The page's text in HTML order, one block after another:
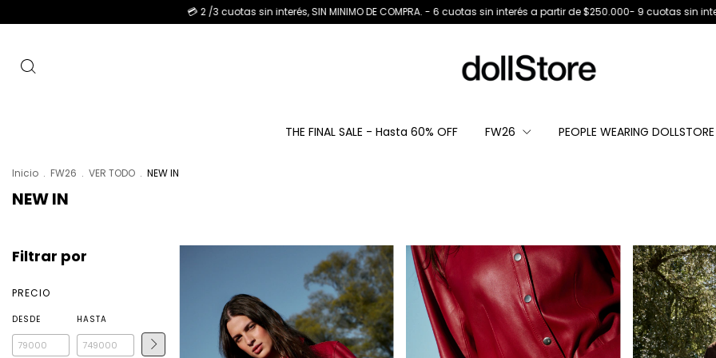
💳 2 /3 cuotas sin interés, SIN MINIMO DE COMPRA. - 6 cuotas sin interés a partir de $250.000- 9 cuotas sin interés, a partir de $450.000
THE FINAL SALE - Hasta 60% OFF FW26 PEOPLE WEARING DOLLSTORE
Inicio . FW26 . VER TODO . NEW IN
NEW IN
Filtrar por
PRECIO
DESDE HASTA